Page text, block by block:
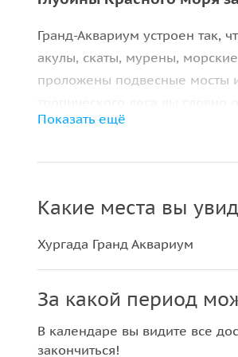
Гранд-Аквариум устроен так,
акулы, скаты, мурены,
проложены подвесные мосты
аквариума вам встретятся
Ваше погружение в
Посещение Гранд-Аквариума
Показать ещё
Какие места вы
Хургада Гранд Аквариум
За какой период
В календаре вы видите все
закончиться!